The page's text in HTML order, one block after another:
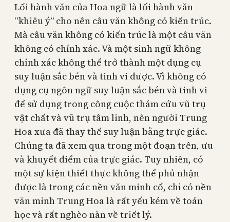
Lối hành văn của Hoa ngữ là lối hành văn
“khiêu ý” cho nên câu văn không có kiến trúc.
Mà câu văn không có kiến trúc là một câu văn
không có chính xác. Và một sinh ngữ không
chính xác không thể trở thành một dụng cụ
suy luận sắc bén và tinh vi được. Vì không có
dụng cụ ngôn ngữ suy luận sắc bén và tinh vi
để sử dụng trong công cuộc thám cứu vũ trụ
vật chất và vũ trụ tâm linh, nên người Trung
Hoa xưa đã thay thế suy luận bằng trực giác.
Chúng ta đã xem qua trong một đoạn trên, ưu
và khuyết điểm của trực giác. Tuy nhiên, có
một sự kiện thiết thực không thể phủ nhận
được là trong các nền văn minh cổ, chỉ có nền
văn minh Trung Hoa là rất yếu kém về toán
học và rất nghèo nàn về triết lý.